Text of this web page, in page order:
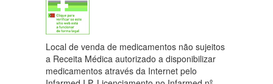
Local de venda de medicamentos não sujeitos
a Receita Médica autorizado a disponibilizar
medicamentos através da Internet pelo